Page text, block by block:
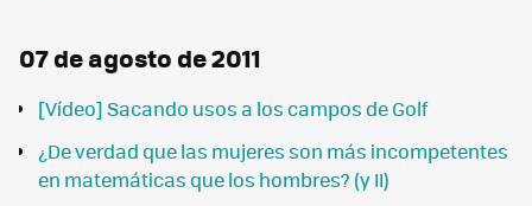
07 de agosto de 2011
[Vídeo] Sacando usos a los campos de Golf
¿De verdad que las mujeres son más incompetentes
en matemáticas que los hombres? (y II)